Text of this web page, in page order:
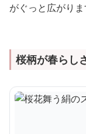
がぐっと広がりま
桜柄が春らし